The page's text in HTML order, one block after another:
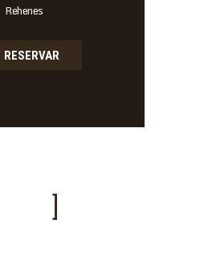
Rehenes
RESERVAR